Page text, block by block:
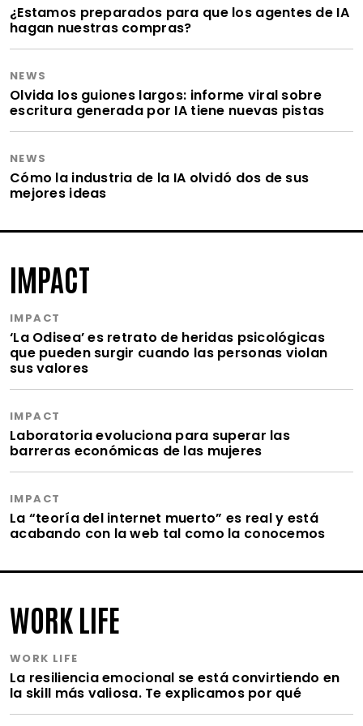
¿Estamos preparados para que los agentes de IA
hagan nuestras compras?
NEWS
Olvida los guiones largos: informe viral sobre
escritura generada por IA tiene nuevas pistas
NEWS
Cómo la industria de la IA olvidó dos de sus
mejores ideas
IMPACT
IMPACT
‘La Odisea’ es retrato de heridas psicológicas
que pueden surgir cuando las personas violan
sus valores
IMPACT
Laboratoria evoluciona para superar las
barreras económicas de las mujeres
IMPACT
La “teoría del internet muerto” es real y está
acabando con la web tal como la conocemos
WORK LIFE
WORK LIFE
La resiliencia emocional se está convirtiendo en
la skill más valiosa. Te explicamos por qué